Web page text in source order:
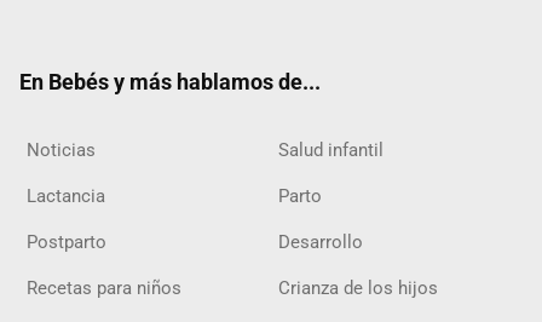
En Bebés y más hablamos de...
Noticias Salud infantil
Lactancia Parto
Postparto Desarrollo
Recetas para niños Crianza de los hijos